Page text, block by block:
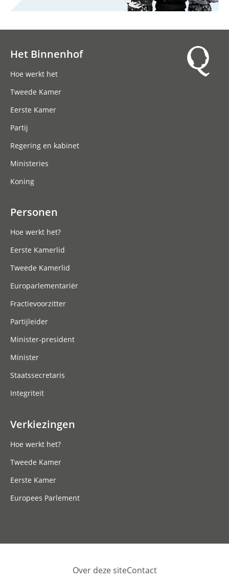
Het Binnenhof
Hoe werkt het
Tweede Kamer
Eerste Kamer
Partij
Regering en kabinet
Ministeries
Koning
Personen
Hoe werkt het?
Eerste Kamerlid
Tweede Kamerlid
Europarlementariër
Fractievoorzitter
Partijleider
Minister-president
Minister
Staatssecretaris
Integriteit
Verkiezingen
Hoe werkt het?
Tweede Kamer
Eerste Kamer
Europees Parlement
Over deze siteContact